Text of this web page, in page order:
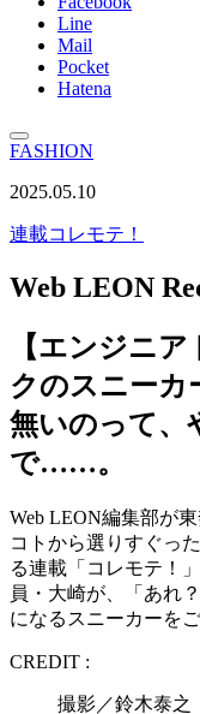
Line
Mail
Pocket
Hatena
FASHION
2025.05.10
連載コレモテ！
Web LEON
【エンジニ
クのスニーカ
無いのって、
で……。
Web LEON編集部が
コトから選りすぐっ
る連載「コレモテ！
員・大崎が、「あれ
になるスニーカーを
CREDIT :
撮影／鈴木泰